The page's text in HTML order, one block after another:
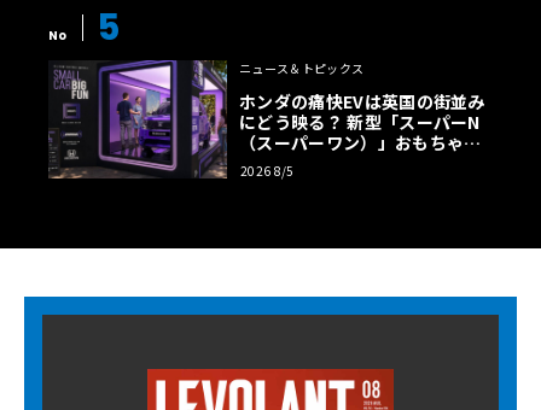
No 5
ニュース＆トピックス
ホンダの痛快EVは英国の街並み
にどう映る？ 新型「スーパーN
（スーパーワン）」おもちゃ箱
ツアーの全貌
2026 8/5